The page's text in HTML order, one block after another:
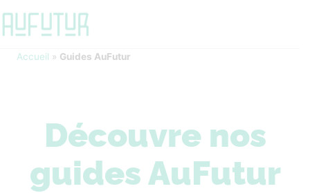
Accueil » Guides AuFutur
Découvre nos
guides AuFutur